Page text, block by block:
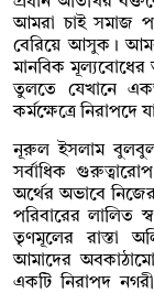
আমরা চাই সমাজ
বেরিয়ে আসুক।
মানবিক মূল্যবোধের
তুলতে যেখানে
কর্মক্ষেত্রে
নূরুল ইসলাম বুলবুল
সর্বাধিক
অর্থের অভাবে
পরিবারের লালিত
তৃণমূলের রাস্তা
আমাদের
একটি নিরাপদ